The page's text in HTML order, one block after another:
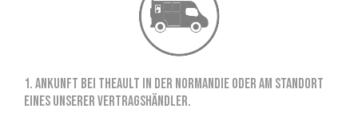
1. Ankunft bei THEAULT in der Normandie oder am Standort
eines unserer Vertragshändler.